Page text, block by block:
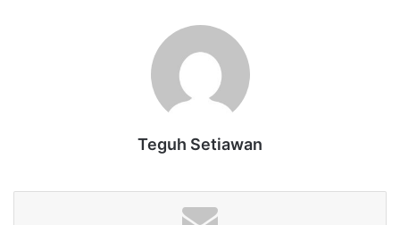
Teguh Setiawan